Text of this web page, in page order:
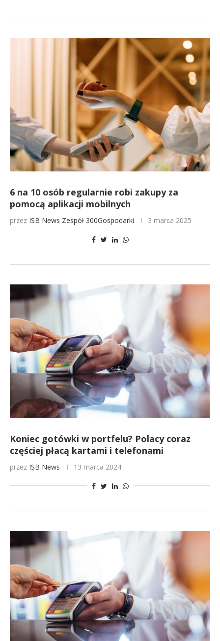
6 na 10 osób regularnie robi zakupy za
pomocą aplikacji mobilnych
przez ISB News Zespół 300Gospodarki 3 marca 2025
Koniec gotówki w portfelu? Polacy coraz
częściej płacą kartami i telefonami
przez ISB News 13 marca 2024